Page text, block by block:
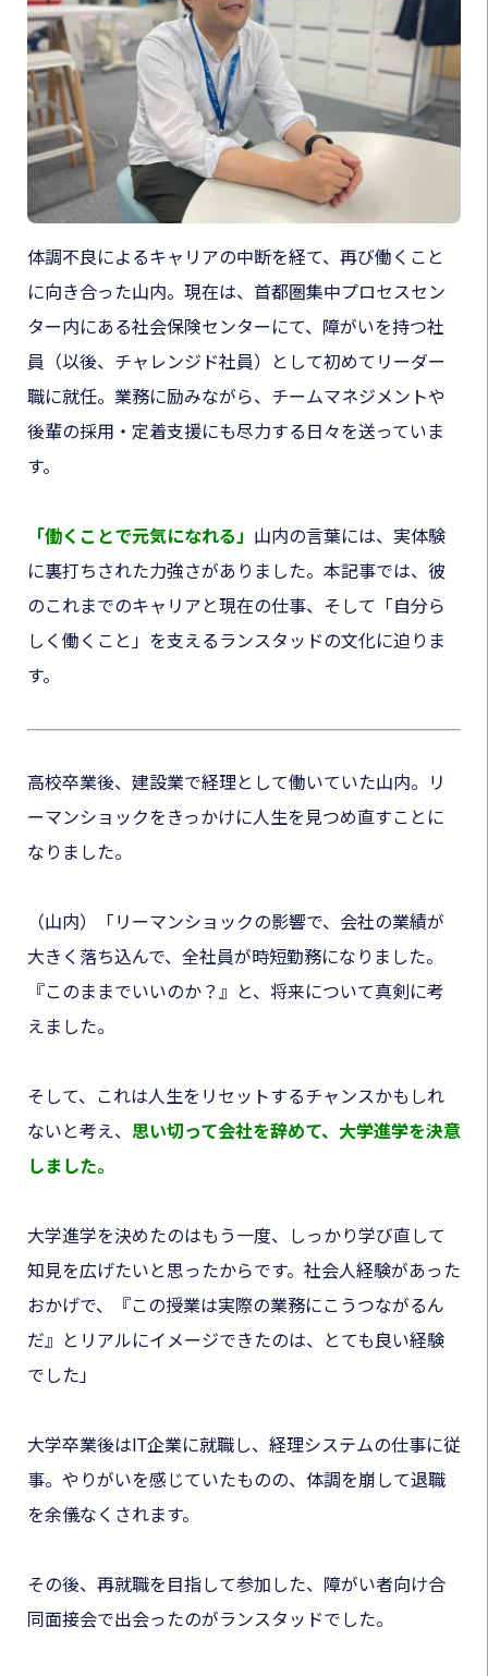
体調不良によるキャリアの中断を経て、再び働くこと
に向き合った山内。現在は、首都圏集中プロセスセン
ター内にある社会保険センターにて、障がいを持つ社
員（以後、チャレンジド社員）として初めてリーダー
職に就任。業務に励みながら、チームマネジメントや
後輩の採用・定着支援にも尽力する日々を送っていま
す。
「働くことで元気になれる」 山内の言葉には、実体験
に裏打ちされた力強さがありました。本記事では、彼
のこれまでのキャリアと現在の仕事、そして「自分ら
しく働くこと」を支えるランスタッドの文化に迫りま
す。
高校卒業後、建設業で経理として働いていた山内。リ
ーマンショックをきっかけに人生を見つめ直すことに
なりました。
（山内）「リーマンショックの影響で、会社の業績が
大きく落ち込んで、全社員が時短勤務になりました。
『このままでいいのか？』と、将来について真剣に考
えました。
そして、これは人生をリセットするチャンスかもしれ
ないと考え、 思い切って会社を辞めて、大学進学を決意
しました。
大学進学を決めたのはもう一度、しっかり学び直して
知見を広げたいと思ったからです。社会人経験があった
おかげで、『この授業は実際の業務にこうつながるん
だ』とリアルにイメージできたのは、とても良い経験
でした」
大学卒業後はIT企業に就職し、経理システムの仕事に従
事。やりがいを感じていたものの、体調を崩して退職
を余儀なくされます。
その後、再就職を目指して参加した、障がい者向け合
同面接会で出会ったのがランスタッドでした。